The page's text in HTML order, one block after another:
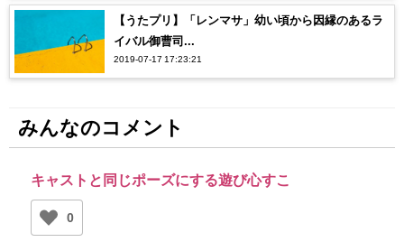
【うたプリ】「レンマサ」幼い頃から因縁のあるラ
イバル御曹司...
2019-07-17 17:23:21
みんなのコメント
キャストと同じポーズにする遊び心すこ
0